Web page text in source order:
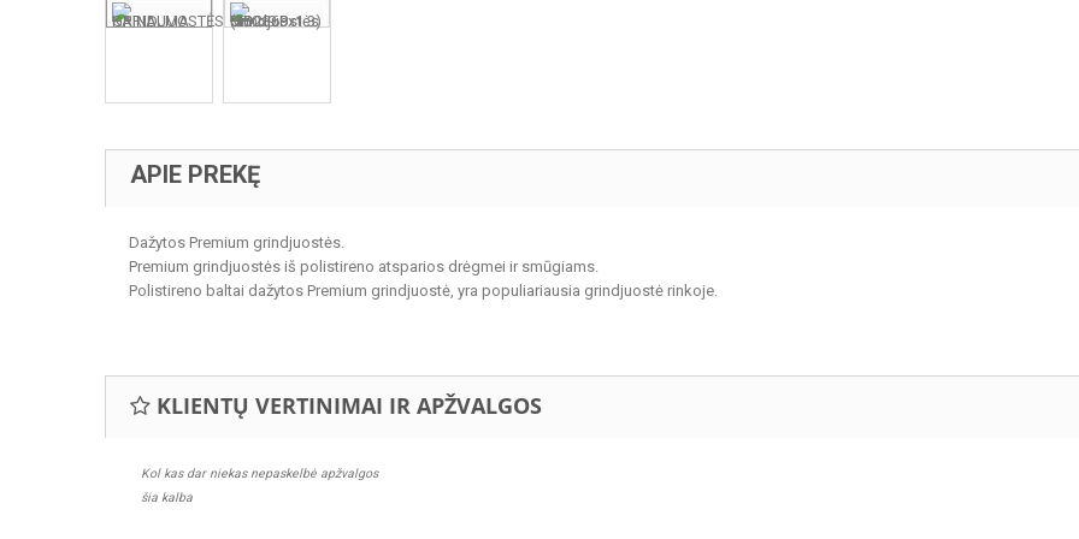
APIE PREKĘ
Dažytos Premium grindjuostės.
Premium grindjuostės iš polistireno atsparios drėgmei ir smūgiams.
Polistireno baltai dažytos Premium grindjuostė, yra populiariausia grindjuostė rinkoje.
KLIENTŲ VERTINIMAI IR APŽVALGOS
Kol kas dar niekas nepaskelbė apžvalgos
šia kalba